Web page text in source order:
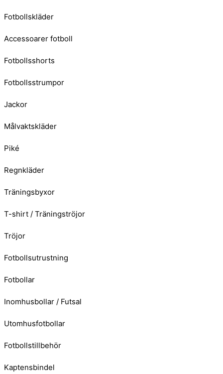
Fotbollskläder
Accessoarer fotboll
Fotbollsshorts
Fotbollsstrumpor
Jackor
Målvaktskläder
Piké
Regnkläder
Träningsbyxor
T-shirt / Träningströjor
Tröjor
Fotbollsutrustning
Fotbollar
Inomhusbollar / Futsal
Utomhusfotbollar
Fotbollstillbehör
Kaptensbindel